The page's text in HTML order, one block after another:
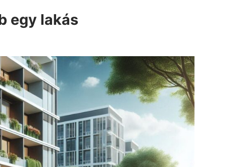
egy lakás